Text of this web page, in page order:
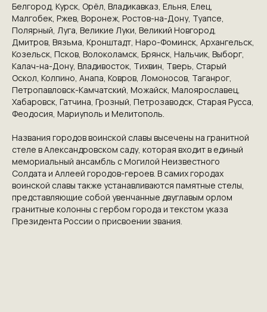
Белгород, Курск, Орёл, Владикавказ, Ельня, Елец,
Малгобек, Ржев, Воронеж, Ростов-на-Дону, Туапсе,
Полярный, Луга, Великие Луки, Великий Новгород,
Дмитров, Вязьма, Кронштадт, Наро-Фоминск, Архангельск,
Козельск, Псков, Волоколамск, Брянск, Нальчик, Выборг,
Калач-на-Дону, Владивосток, Тихвин, Тверь, Старый
Оскол, Колпино, Анапа, Ковров, Ломоносов, Таганрог,
Петропавловск-Камчатский, Можайск, Малоярославец,
Хабаровск, Гатчина, Грозный, Петрозаводск, Старая Русса,
Феодосия, Мариуполь и Мелитополь.
Названия городов воинской славы высечены на гранитной
стеле в Александровском саду, которая входит в единый
мемориальный ансамбль с Могилой Неизвестного
Солдата и Аллеей городов-героев. В самих городах
воинской славы также устанавливаются памятные стелы,
представляющие собой увенчанные двуглавым орлом
гранитные колонны с гербом города и текстом указа
Президента России о присвоении звания.
КОНТАКТЫ
ПРИГЛАШАЕМ ВАС
ПРИНЯТЬ УЧАСТИЕ В
ПРОЕКТЕ
VICTORYDAY80.RU